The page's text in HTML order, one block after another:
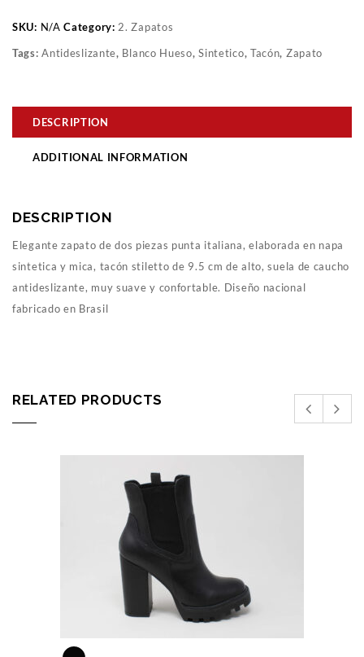
SKU: N/A Category: 2. Zapatos
Tags:Antideslizante, Blanco Hueso,Sintetico, Tacón, Zapato
DESCRIPTION
ADDITIONAL INFORMATION
DESCRIPTION
Elegante zapato de dos piezas punta italiana, elaborada en napa
sintetica y mica, tacón stiletto de 9.5 cm de alto, suela de caucho
antideslizante, muy suave y confortable. Diseño nacional
fabricado en Brasil
RELATED PRODUCTS